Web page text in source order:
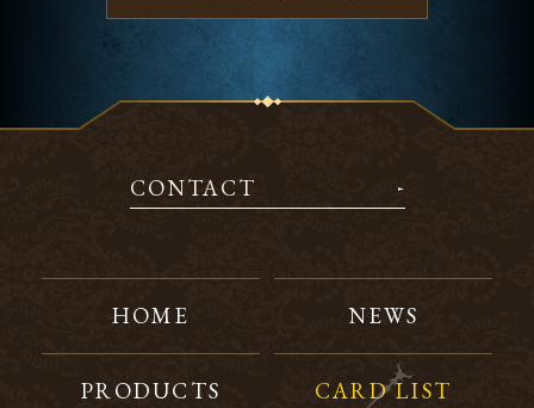
CONTACT
HOME NEWS
PRODUCTS CARD LIST